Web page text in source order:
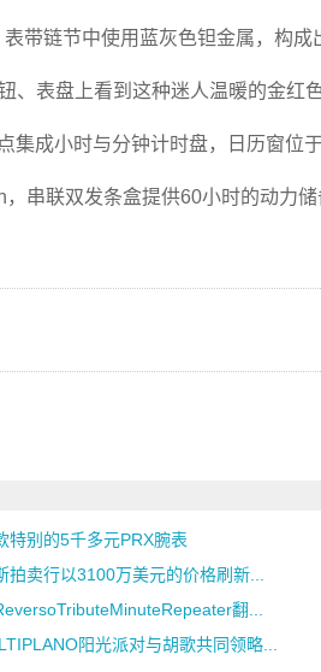
带链节中使用蓝灰色钽金属，构成
表盘上看到这种迷人温暖的金红色
集成小时与分钟计时盘，日历窗位
串联双发条盒提供60小时的动力储
特别的5千多元PRX腕表
拍卖行以3100万美元的价格刷新...
翻...
阳光派对与胡歌共同领略...